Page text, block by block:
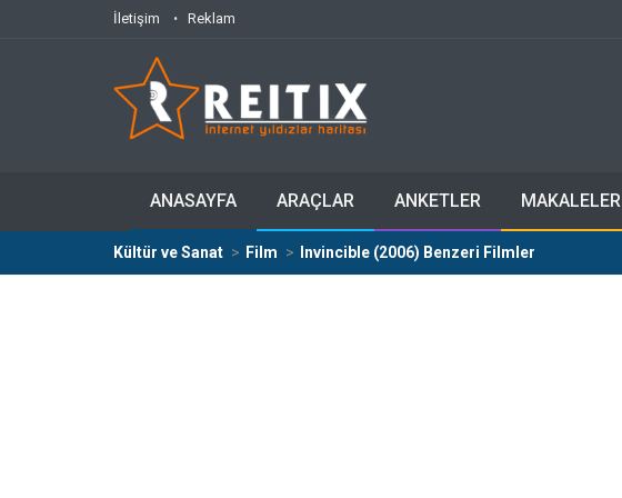
İletişim Reklam
ANASAYFA ARAÇLAR ANKETLER MAKALELER
Kültür ve Sanat Film Invincible (2006) Benzeri Filmler